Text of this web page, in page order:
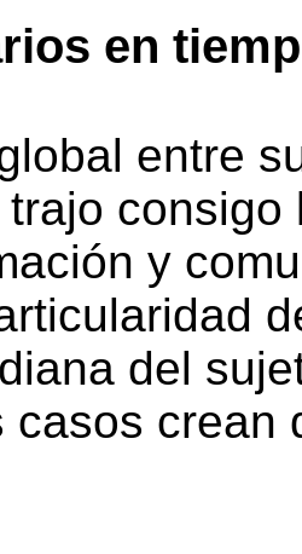
en
entre
y
del
casos crean